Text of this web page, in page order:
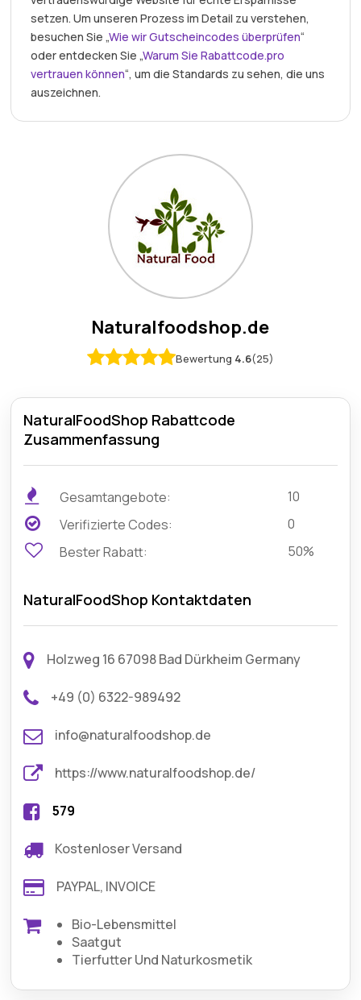
setzen. Um unseren Prozess im Detail zu verstehen,
besuchen Sie „Wie wir Gutscheincodes überprüfen“
oder entdecken Sie „Warum Sie Rabattcode.pro
vertrauen können“, um die Standards zu sehen, die uns
auszeichnen.
Naturalfoodshop.de
Bewertung 4.6(25)
NaturalFoodShop Rabattcode
Zusammenfassung
Gesamtangebote:
10
Verifizierte Codes:
0
Bester Rabatt:
50%
NaturalFoodShop Kontaktdaten
Holzweg 16 67098 Bad Dürkheim Germany
+49 (0) 6322-989492
info@naturalfoodshop.de
https://www.naturalfoodshop.de/
579
Kostenloser Versand
PAYPAL, INVOICE
Bio-Lebensmittel
Saatgut
Tierfutter Und Naturkosmetik